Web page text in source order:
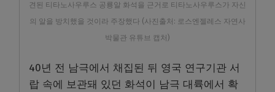
견된 티타노사우루스 공룡알 화석을 근거로 티타노사우루스가 자신
의 알을 방치했을 것이라 주장했다 (사진출처: 로스엔젤레스 자연사
박물관 유튜브 캡처)
40년 전 남극에서 채집된 뒤 영국 연구기관 서
랍 속에 보관돼 있던 화석이 남극 대륙에서 확